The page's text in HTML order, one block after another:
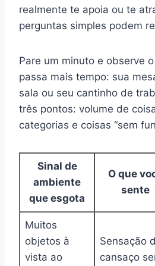
realmente te apoia ou te
perguntas simples podem
Pare um minuto e observe
passa mais tempo: sua
sala ou seu cantinho de
três pontos: volume de
categorias e coisas “sem
Sinal de
ambiente
que esgota
O que
sente
Muitos
objetos à
vista ao
Sensação
cansaço